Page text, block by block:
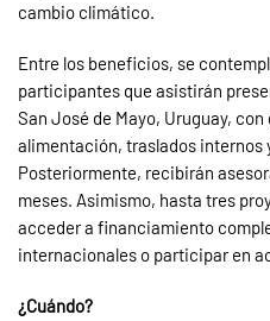
cambio climático.
Entre los beneficios, se
participantes que asistirán
San José de Mayo, Uruguay,
alimentación, traslados internos
Posteriormente, recibirán
meses. Asimismo, hasta tres
acceder a financiamiento
internacionales o participar en
¿Cuándo?